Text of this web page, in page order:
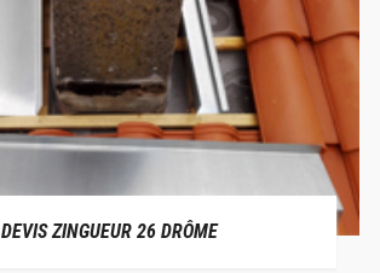
DEVIS ZINGUEUR 26 DRÔME